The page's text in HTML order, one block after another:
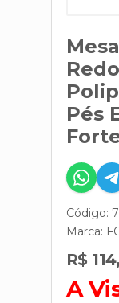
Pés
Código:
Marca:
R$
A